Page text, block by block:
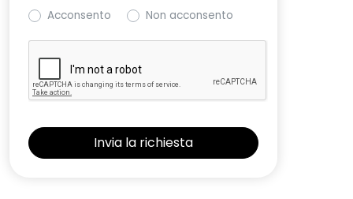
Acconsento
Non acconsento